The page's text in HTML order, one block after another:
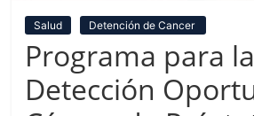
Salud Detención de Cancer
Programa para la
Detección